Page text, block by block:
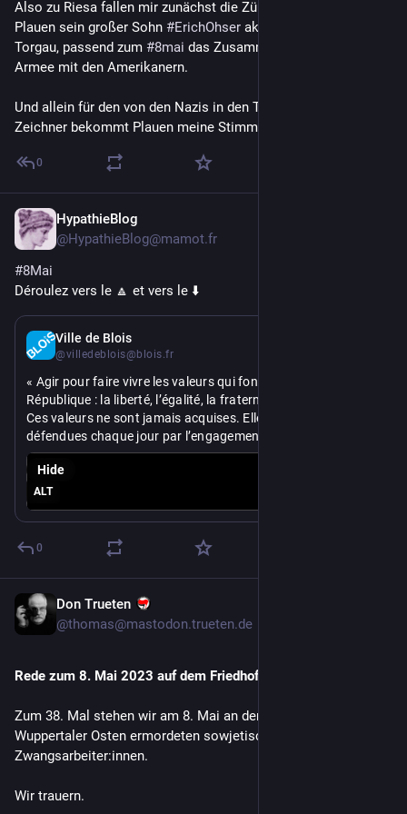
Also zu Riesa fallen mir zunächst die Zündhölzer ein, zu
Plauen sein großer Sohn #ErichOhser aka
Torgau, passend zum #8mai das Zusammentreffen der roten
Armee mit den Amerikanern.
Und allein für den von den Nazis in den Tod getriebenen
Zeichner bekommt Plauen meine Stimme.
0
HypathieBlog
@HypathieBlog@mamot.fr
#8Mai
Déroulez vers le 🔼 et vers le ⬇️
Ville de Blois
@villedeblois@blois.fr
« Agir pour faire vivre les valeurs qui fondent notre
République : la liberté, l’égalité, la fraternité et la laïcité.
Ces valeurs ne sont jamais acquises. Elles doivent être
défendues chaque jour par l’engagement de chacune
et chacun d’entre-nous. (…) »
(4 sur 5)
ALT
Hide
0
Don Trueten
@thomas@mastodon.trueten.de
Rede zum 8. Mai 2023 auf dem Friedhof Norrenberg
Zum 38. Mal stehen wir am 8. Mai an den Gräbern der im
Wuppertaler Osten ermordeten sowjetischen und polnischen